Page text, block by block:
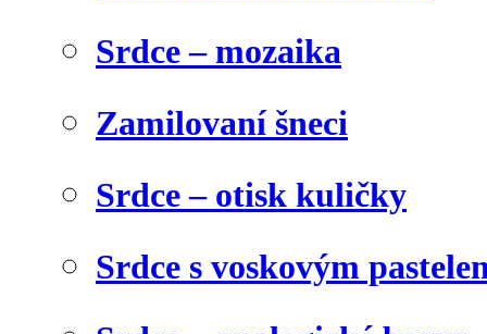
Srdce – mozaika
Zamilovaní šneci
Srdce – otisk kuličky
Srdce s voskovým